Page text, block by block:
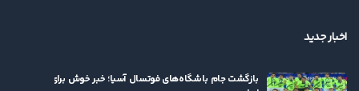
اخبار جدید
بازگشت جام باشگاه‌های فوتسال آسیا؛ خبر خوش برای فوتسال